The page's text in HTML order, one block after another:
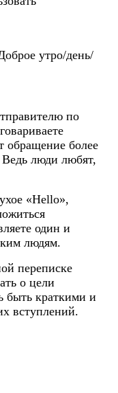
утро/день/
по
обращение более
люди любят,
«Hello»,
один и
людям.
переписке
о цели
быть краткими и
вступлений.